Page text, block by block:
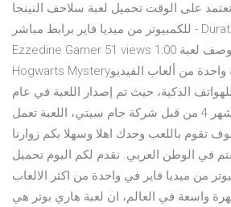
تعتمد على الوقت تحميل لعبة سلاحف النينجا
للكمبيوتر من ميديا فاير برابط مباشر - Duration: 1:00. عزالدين جيمر
Ezzedine Gamer 51 views 1:00 وصف لعبة Harry Potter
Hogwarts Mystery‏ تعد هذه اللعبة القوية واحدة من ألعاب الفيديو
الذكية، حيث تم إصدار اللعبة في عام
2018 في يوم 25 من شهر 4 من قبل شركة جام سيتي، اللعبة تعمل
تقوم باللعب وحدك اهلا وسهلا بكم زوارنا
كنتم في الوطن العربي. نقدم لكم اليوم تحميل
بوتر 1 للكمبيوتر من ميديا فاير في واحدة من اكثر الالعاب
واسعة في العالم، ان لعبة هاري بوتر هي